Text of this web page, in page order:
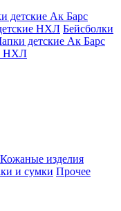
детские Ак Барс
НХЛ Бейсболки
детские Ак Барс
НХЛ
Кожаные изделия
и сумки Прочее